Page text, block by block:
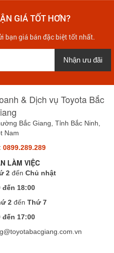
GIÁ TỐT HƠN?
bạn giá bán đặc biệt tốt nhất.
Nhận ưu đãi
& Dịch vụ Toyota Bắc
Bắc Giang, Tỉnh Bắc Ninh,
Nam
0899.289.289
LÀM VIỆC
2đến Chủ nhật
đến 18:00
2 đến Thứ 7
đến 17:00